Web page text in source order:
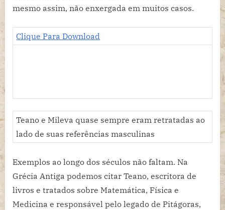
mesmo assim, não enxergada em muitos casos.
Clique Para Download
Teano e Mileva quase sempre eram retratadas ao
lado de suas referências masculinas
Exemplos ao longo dos séculos não faltam. Na
Grécia Antiga podemos citar Teano, escritora de
livros e tratados sobre Matemática, Física e
Medicina e responsável pelo legado de Pitágoras,